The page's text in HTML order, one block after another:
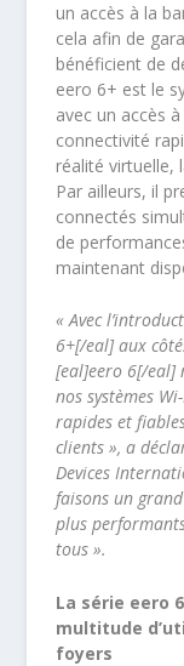
un accès à la
cela afin de
bénéficient de
eero 6+ est le
avec un accès
connectivité
réalité virtuelle,
Par ailleurs, il
connectés
de
maintenant
« Avec
6+[/eal] aux
[eal]eero 6[/eal]
nos systèmes
rapides et
clients », a
Devices
faisons un
plus
tous ».
La série eero
multitude
foyers